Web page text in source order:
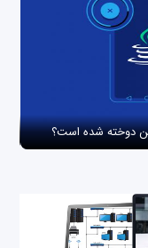
دوخته شده است؟